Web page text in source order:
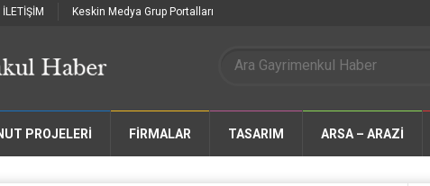
İLETİŞİM Keskin Medya Grup Portalları
PROJELERİ FIRMALAR TASARIM ARSA – ARAZİ